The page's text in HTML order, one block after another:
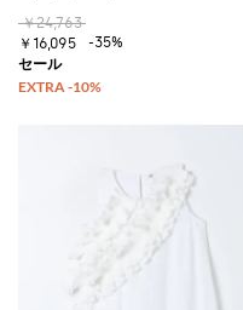
￥24,763
￥16,095
-35%